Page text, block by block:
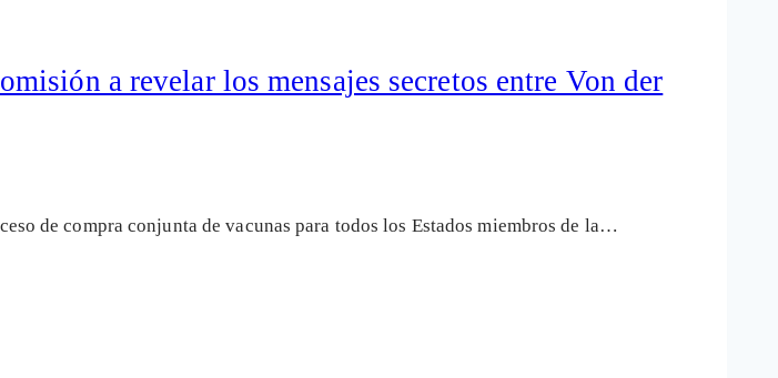
a revelar los mensajes secretos entre Von der
de compra conjunta de vacunas para todos los Estados miembros de la…